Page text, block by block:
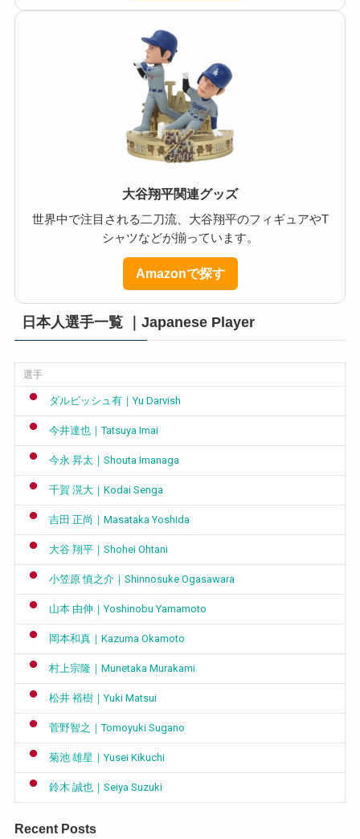
大谷翔平関連グッズ
世界中で注目される二刀流、大谷翔平のフィギュアやT
シャツなどが揃っています。
Amazonで探す
日本人選手一覧 ｜Japanese Player
選手
ダルビッシュ有｜Yu Darvish
今井達也｜Tatsuya Imai
今永 昇太｜Shouta Imanaga
千賀 滉大｜Kodai Senga
吉田 正尚｜Masataka Yoshida
大谷 翔平｜Shohei Ohtani
小笠原 慎之介｜Shinnosuke Ogasawara
山本 由伸｜Yoshinobu Yamamoto
岡本和真｜Kazuma Okamoto
村上宗隆｜Munetaka Murakami
松井 裕樹｜Yuki Matsui
菅野智之｜Tomoyuki Sugano
菊池 雄星｜Yusei Kikuchi
鈴木 誠也｜Seiya Suzuki
Recent Posts